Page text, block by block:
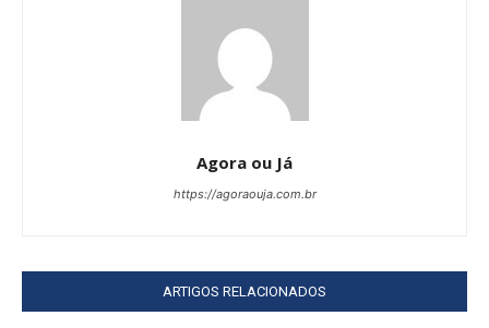
Agora ou Já
https://agoraouja.com.br
ARTIGOS RELACIONADOS